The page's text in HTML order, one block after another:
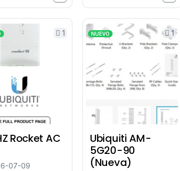
1
Rocket AC
07-09
1
NUEVO
Ubiquiti AM-
5G20-90
(Nueva)